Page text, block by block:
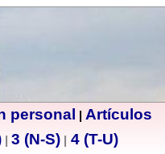
personal
Artículos
3 (N-S)
4 (T-U)